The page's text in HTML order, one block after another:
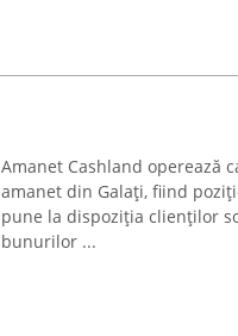
Amanet Cashland operează
amanet din Galați, fiind
pune la dispoziția clienților
bunurilor ...